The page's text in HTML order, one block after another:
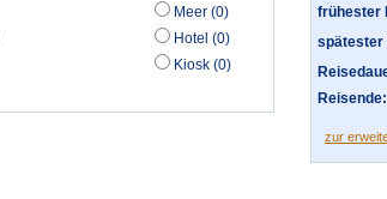
Meer (0)
Hotel (0)
Kiosk (0)
frühester
spätester
Reisende:
zur